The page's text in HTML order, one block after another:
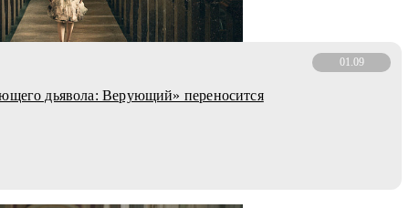
01.09
дьявола: Верующий» переносится